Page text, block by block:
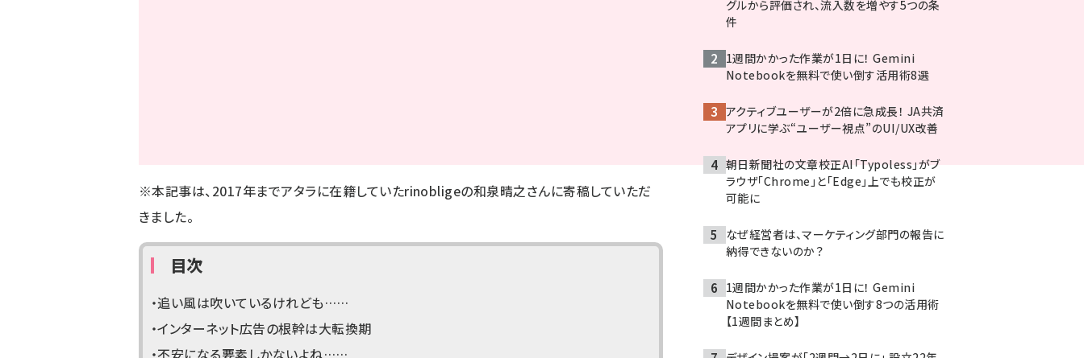
※本記事は、2017年までアタラに在籍していたrinobligeの和泉晴之さんに寄稿していただ
きました。
目次
・追い風は吹いているけれども……
・インターネット広告の根幹は大転換期
・不安になる要素しかないよね……
グルから評価され、流入数を増やす5つの条
件
1週間かかった作業が1日に！ Gemini
Notebookを無料で使い倒す活用術8選
アクティブユーザーが2倍に急成長！ JA共済
アプリに学ぶ“ユーザー視点”のUI/UX改善
朝日新聞社の文章校正AI「Typoless」がブ
ラウザ「Chrome」と「Edge」上でも校正が
可能に
なぜ経営者は、マーケティング部門の報告に
納得できないのか？
1週間かかった作業が1日に！ Gemini
Notebookを無料で使い倒す8つの活用術
【1週間まとめ】